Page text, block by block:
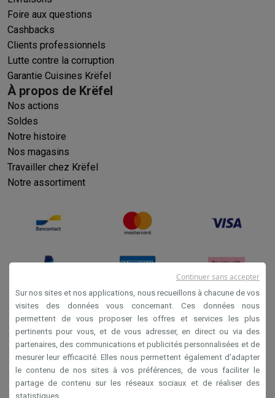
Foire aux questions
Cashbacks
Clients professionnels
Lutte contre la corruption
Garantie Cuisines Krëfel
À propos de Krëfel
Nos actions
Soldes
Notre histoire
Nos magasins
Travailler chez Krëfel
Notre assortiment
Conditions générales de vente
Privacy
Disclaimer
Cookies
Sur nos sites et nos applications, nous recueillons à chacune de vos
visites des données vous concernant. Ces données nous
permettent de vous proposer les offres et services les plus
pertinents pour vous, et de vous adresser, en direct ou via des
partenaires, des communications et publicités personnalisées et de
mesurer leur efficacité. Elles nous permettent également d’adapter
le contenu de nos sites à vos préférences, de vous faciliter le
partage de contenu sur les réseaux sociaux et de réaliser des
statistiques.
Continuer sans accepter